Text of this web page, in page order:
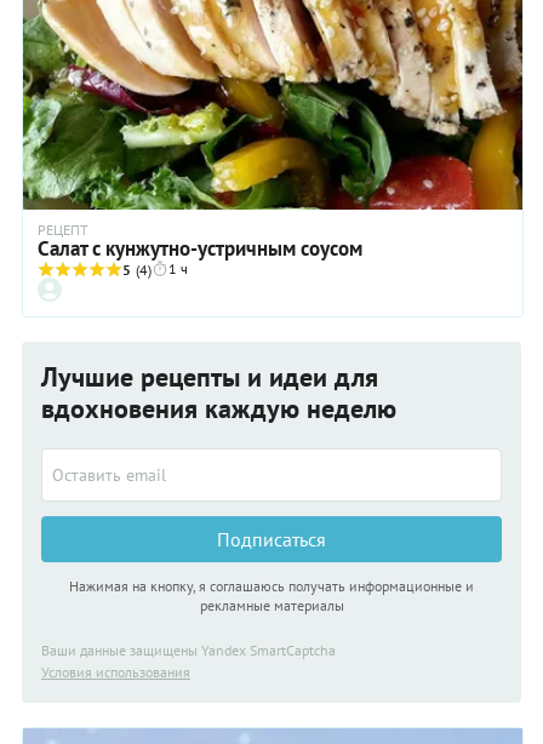
РЕЦЕПТ
Салат с кунжутно-устричным соусом
5 (4) 1 ч
Лучшие рецепты и идеи для
вдохновения каждую неделю
Подписаться
Нажимая на кнопку, я соглашаюсь получать информационные и
рекламные материалы
Ваши данные защищены Yandex SmartCaptcha
Условия использования